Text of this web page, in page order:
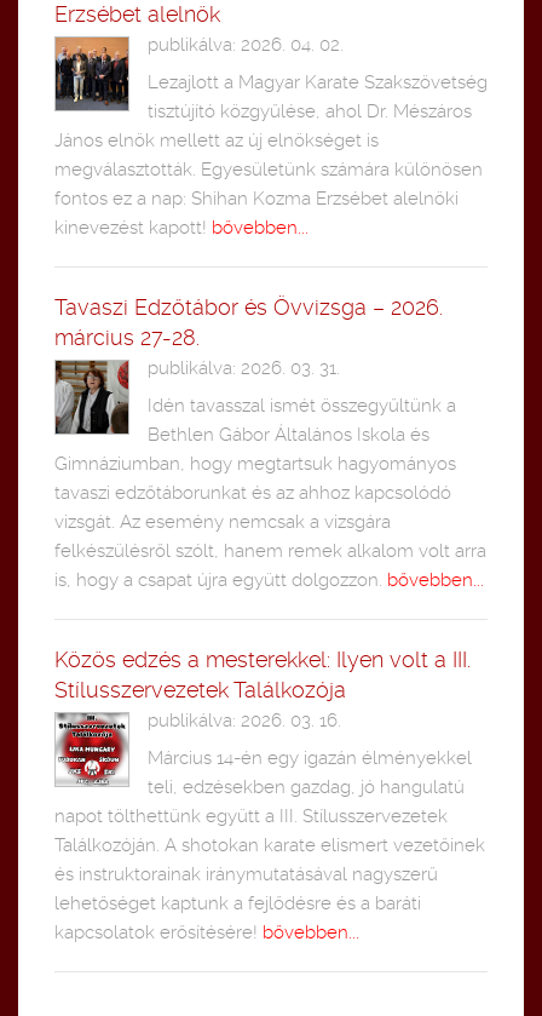
Erzsébet alelnök
publikálva: 2026. 04. 02.
Lezajlott a Magyar Karate Szakszövetség
tisztújító közgyűlése, ahol Dr. Mészáros
János elnök mellett az új elnökséget is
megválasztották. Egyesületünk számára különösen
fontos ez a nap: Shihan Kozma Erzsébet alelnöki
kinevezést kapott! bővebben...
Tavaszi Edzőtábor és Övvizsga – 2026.
március 27-28.
publikálva: 2026. 03. 31.
Idén tavasszal ismét összegyűltünk a
Bethlen Gábor Általános Iskola és
Gimnáziumban, hogy megtartsuk hagyományos
tavaszi edzőtáborunkat és az ahhoz kapcsolódó
vizsgát. Az esemény nemcsak a vizsgára
felkészülésről szólt, hanem remek alkalom volt arra
is, hogy a csapat újra együtt dolgozzon. bővebben...
Közös edzés a mesterekkel: Ilyen volt a III.
Stílusszervezetek Találkozója
publikálva: 2026. 03. 16.
Március 14-én egy igazán élményekkel
teli, edzésekben gazdag, jó hangulatú
napot tölthettünk együtt a III. Stílusszervezetek
Találkozóján. A shotokan karate elismert vezetőinek
és instruktorainak iránymutatásával nagyszerű
lehetőséget kaptunk a fejlődésre és a baráti
kapcsolatok erősítésére! bővebben...